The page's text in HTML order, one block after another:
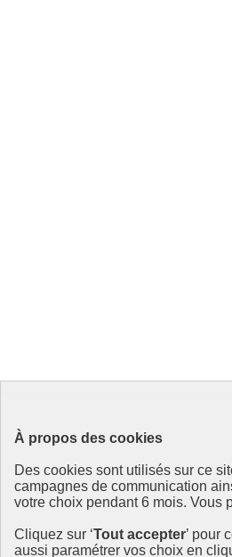
À propos des cookies
Des cookies sont utilisés sur ce
campagnes de communication
votre choix pendant 6 mois. Vous
Cliquez sur ‘Tout accepter’ pour
aussi paramétrer vos choix en